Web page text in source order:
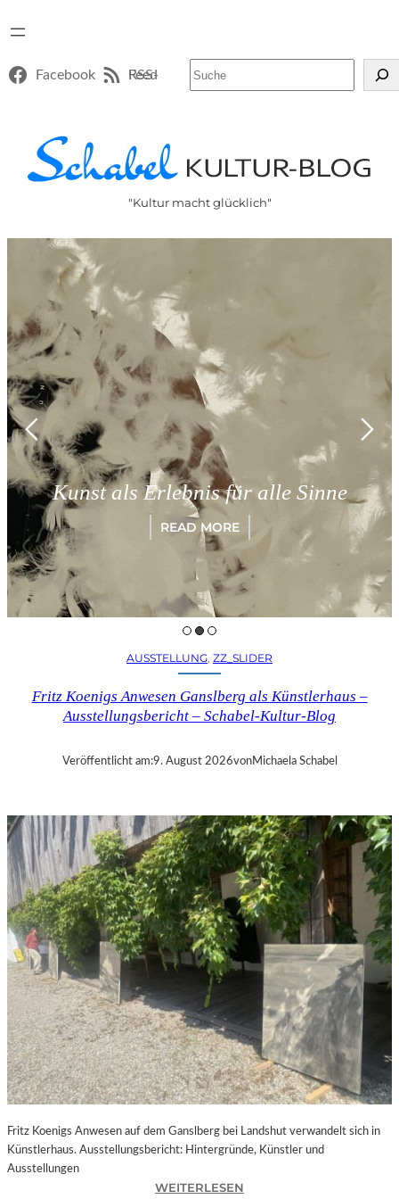
Facebook RSS-Feed
"Kultur macht glücklich"
als Erlebnis für alle Sinne
READ MORE
AUSSTELLUNG, ZZ_SLIDER
Fritz Koenigs Anwesen Ganslberg als Künstlerhaus –
Ausstellungsbericht – Schabel-Kultur-Blog
Veröffentlicht am:9. August 2026vonMichaela Schabel
Fritz Koenigs Anwesen auf dem Ganslberg bei Landshut verwandelt sich in
Künstlerhaus. Ausstellungsbericht: Hintergründe, Künstler und
Ausstellungen
WEITERLESEN